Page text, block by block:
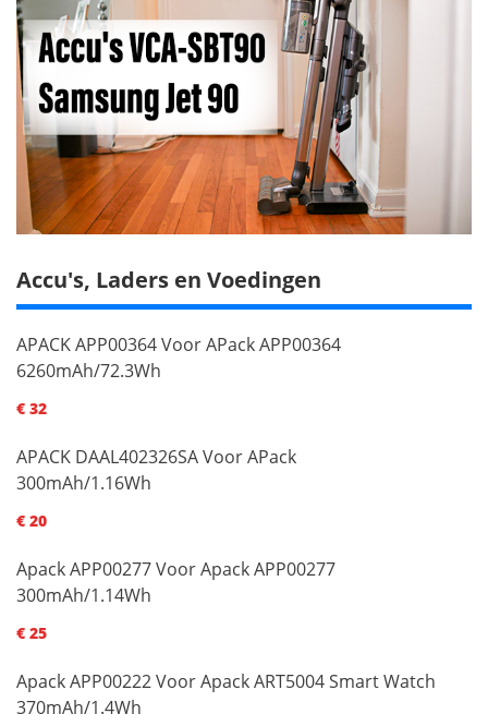
Accu's, Laders en Voedingen
APACK APP00364 Voor APack APP00364
6260mAh/72.3Wh
€ 32
APACK DAAL402326SA Voor APack
300mAh/1.16Wh
€ 20
Apack APP00277 Voor Apack APP00277
300mAh/1.14Wh
€ 25
Apack APP00222 Voor Apack ART5004 Smart Watch
370mAh/1.4Wh